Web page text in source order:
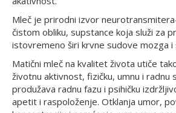
Mleč je prirodni izvor
čistom obliku, supstance koja služi za
istovremeno širi krvne sudove mozga i
Matični mleč na kvalitet života utiče
životnu aktivnost, fizičku, umnu i radnu
produžava radnu fazu i psihičku
apetit i raspoloženje. Otklanja umor,